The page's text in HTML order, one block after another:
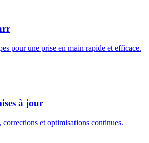
pour une prise en main rapide et efficace.
à jour
et optimisations continues.